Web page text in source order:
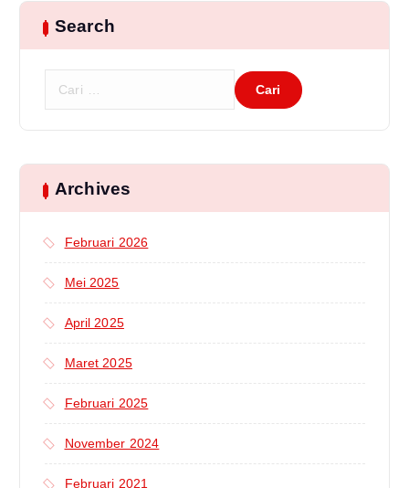
Search
u
n
k
Archives
Februari 2026
Mei 2025
April 2025
Maret 2025
Februari 2025
November 2024
Februari 2021